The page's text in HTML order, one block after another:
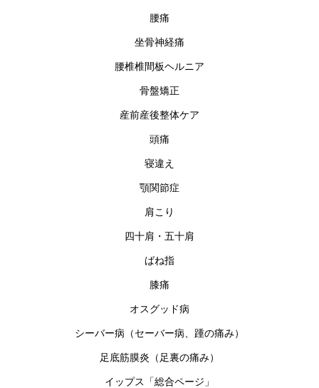
腰痛
坐骨神経痛
腰椎椎間板ヘルニア
骨盤矯正
産前産後整体ケア
頭痛
寝違え
顎関節症
肩こり
四十肩・五十肩
ばね指
膝痛
オスグッド病
シーバー病（セーバー病、踵の痛み）
足底筋膜炎（足裏の痛み）
イップス「総合ページ」